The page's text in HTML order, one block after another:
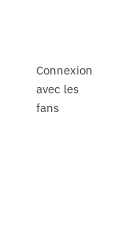
Connexion
avec les
fans